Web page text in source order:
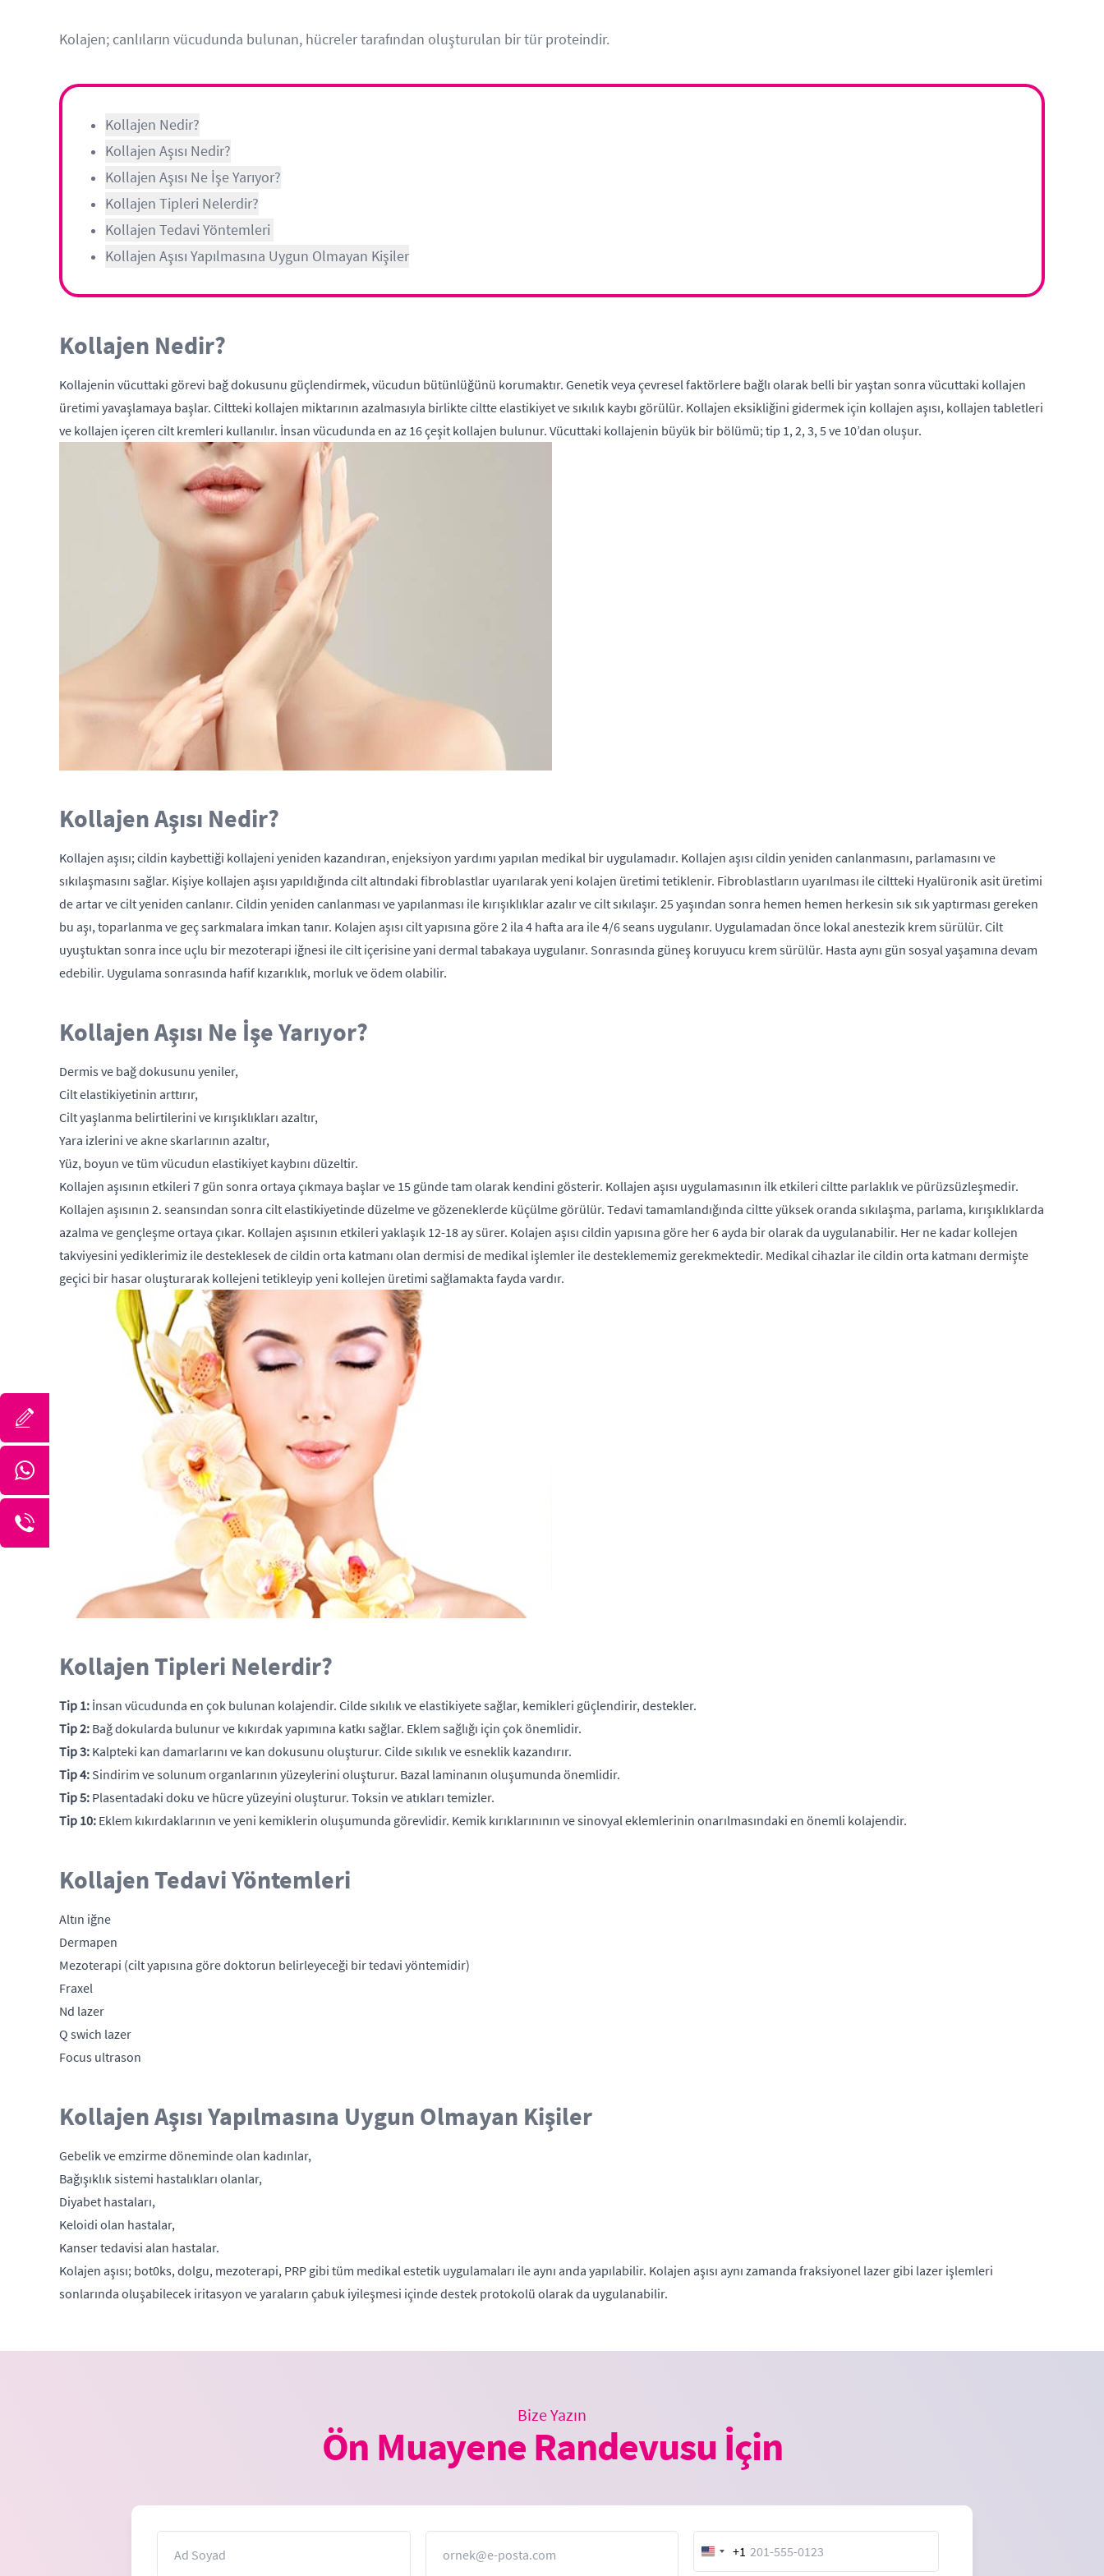
Kolajen; canlıların vücudunda bulunan, hücreler tarafından oluşturulan bir tür proteindir.
Kollajen Nedir?
Kollajen Aşısı Nedir?
Kollajen Aşısı Ne İşe Yarıyor?
Kollajen Tipleri Nelerdir?
Kollajen Tedavi Yöntemleri
Kollajen Aşısı Yapılmasına Uygun Olmayan Kişiler
Kollajen Nedir?
Kollajenin vücuttaki görevi bağ dokusunu güçlendirmek, vücudun bütünlüğünü korumaktır. Genetik veya çevresel faktörlere bağlı olarak belli bir yaştan sonra vücuttaki kollajen
üretimi yavaşlamaya başlar. Ciltteki kollajen miktarının azalmasıyla birlikte ciltte elastikiyet ve sıkılık kaybı görülür. Kollajen eksikliğini gidermek için kollajen aşısı, kollajen tabletleri
ve kollajen içeren cilt kremleri kullanılır. İnsan vücudunda en az 16 çeşit kollajen bulunur. Vücuttaki kollajenin büyük bir bölümü; tip 1, 2, 3, 5 ve 10’dan oluşur.
Kollajen Aşısı Nedir?
Kollajen aşısı; cildin kaybettiği kollajeni yeniden kazandıran, enjeksiyon yardımı yapılan medikal bir uygulamadır. Kollajen aşısı cildin yeniden canlanmasını, parlamasını ve
sıkılaşmasını sağlar. Kişiye kollajen aşısı yapıldığında cilt altındaki fibroblastlar uyarılarak yeni kolajen üretimi tetiklenir. Fibroblastların uyarılması ile ciltteki Hyalüronik asit üretimi
de artar ve cilt yeniden canlanır. Cildin yeniden canlanması ve yapılanması ile kırışıklıklar azalır ve cilt sıkılaşır. 25 yaşından sonra hemen hemen herkesin sık sık yaptırması gereken
bu aşı, toparlanma ve geç sarkmalara imkan tanır. Kolajen aşısı cilt yapısına göre 2 ila 4 hafta ara ile 4/6 seans uygulanır. Uygulamadan önce lokal anestezik krem sürülür. Cilt
uyuştuktan sonra ince uçlu bir mezoterapi iğnesi ile cilt içerisine yani dermal tabakaya uygulanır. Sonrasında güneş koruyucu krem sürülür. Hasta aynı gün sosyal yaşamına devam
edebilir. Uygulama sonrasında hafif kızarıklık, morluk ve ödem olabilir.
Kollajen Aşısı Ne İşe Yarıyor?
Dermis ve bağ dokusunu yeniler,
Cilt elastikiyetinin arttırır,
Cilt yaşlanma belirtilerini ve kırışıklıkları azaltır,
Yara izlerini ve akne skarlarının azaltır,
Yüz, boyun ve tüm vücudun elastikiyet kaybını düzeltir.
Kollajen aşısının etkileri 7 gün sonra ortaya çıkmaya başlar ve 15 günde tam olarak kendini gösterir. Kollajen aşısı uygulamasının ilk etkileri ciltte parlaklık ve pürüzsüzleşmedir.
Kollajen aşısının 2. seansından sonra cilt elastikiyetinde düzelme ve gözeneklerde küçülme görülür. Tedavi tamamlandığında ciltte yüksek oranda sıkılaşma, parlama, kırışıklıklarda
azalma ve gençleşme ortaya çıkar. Kollajen aşısının etkileri yaklaşık 12-18 ay sürer. Kolajen aşısı cildin yapısına göre her 6 ayda bir olarak da uygulanabilir. Her ne kadar kollejen
takviyesini yediklerimiz ile desteklesek de cildin orta katmanı olan dermisi de medikal işlemler ile desteklememiz gerekmektedir. Medikal cihazlar ile cildin orta katmanı dermişte
geçici bir hasar oluşturarak kollejeni tetikleyip yeni kollejen üretimi sağlamakta fayda vardır.
Kollajen Tipleri Nelerdir?
Tip 1: İnsan vücudunda en çok bulunan kolajendir. Cilde sıkılık ve elastikiyete sağlar, kemikleri güçlendirir, destekler.
Tip 2: Bağ dokularda bulunur ve kıkırdak yapımına katkı sağlar. Eklem sağlığı için çok önemlidir.
Tip 3: Kalpteki kan damarlarını ve kan dokusunu oluşturur. Cilde sıkılık ve esneklik kazandırır.
Tip 4: Sindirim ve solunum organlarının yüzeylerini oluşturur. Bazal laminanın oluşumunda önemlidir.
Tip 5: Plasentadaki doku ve hücre yüzeyini oluşturur. Toksin ve atıkları temizler.
Tip 10: Eklem kıkırdaklarının ve yeni kemiklerin oluşumunda görevlidir. Kemik kırıklarınının ve sinovyal eklemlerinin onarılmasındaki en önemli kolajendir.
Kollajen Tedavi Yöntemleri
Altın iğne
Dermapen
Mezoterapi (cilt yapısına göre doktorun belirleyeceği bir tedavi yöntemidir)
Fraxel
Nd lazer
Q swich lazer
Focus ultrason
Kollajen Aşısı Yapılmasına Uygun Olmayan Kişiler
Gebelik ve emzirme döneminde olan kadınlar,
Bağışıklık sistemi hastalıkları olanlar,
Diyabet hastaları,
Keloidi olan hastalar,
Kanser tedavisi alan hastalar.
Kolajen aşısı; bot0ks, dolgu, mezoterapi, PRP gibi tüm medikal estetik uygulamaları ile aynı anda yapılabilir. Kolajen aşısı aynı zamanda fraksiyonel lazer gibi lazer işlemleri
sonlarında oluşabilecek iritasyon ve yaraların çabuk iyileşmesi içinde destek protokolü olarak da uygulanabilir.
Bize Yazın
Ön Muayene Randevusu İçin
United
+1